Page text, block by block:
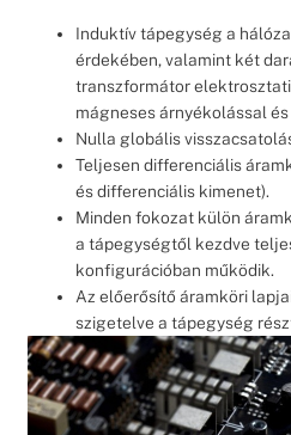
Induktív tápegység a
érdekében, valamint két
transzformátor
mágneses árnyékolással
Nulla globális
Teljesen differenciális
és differenciális kimenet).
Minden fokozat külön
a tápegységtől kezdve
konfigurációban működik.
Az előerősítő áramköri
szigetelve a tápegység